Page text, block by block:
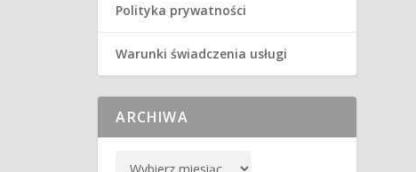
Polityka prywatności
Warunki świadczenia usługi
ARCHIWA